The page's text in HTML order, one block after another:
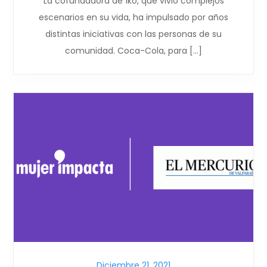
escenarios en su vida, ha impulsado por años
distintas iniciativas con las personas de su
comunidad. Coca-Cola, para […]